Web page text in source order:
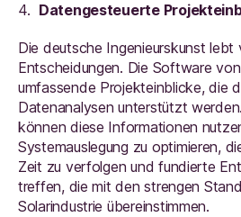
4. Datengesteuerte
Die deutsche Ingenieurskunst
Entscheidungen. Die Software
umfassende Projekteinblicke, die
Datenanalysen unterstützt
können diese Informationen
Systemauslegung zu optimieren,
Zeit zu verfolgen und fundierte
treffen, die mit den strengen
Solarindustrie übereinstimmen.